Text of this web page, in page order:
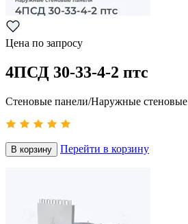
Цена по запросу
4ПСД 30-33-4-2 птс
Стеновые панели/Наружные
В корзину Перейти в корзину